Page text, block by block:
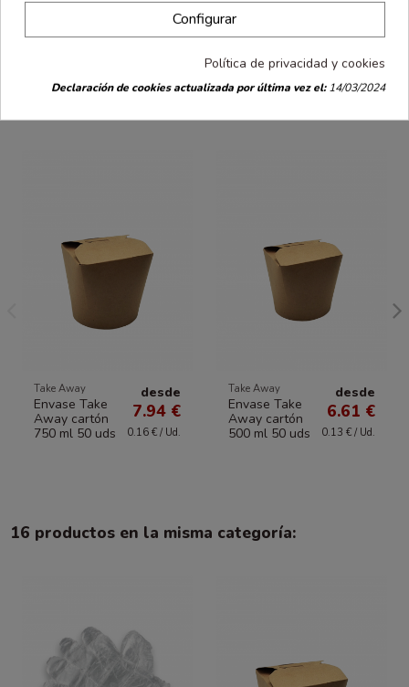
sostenibilidad, ideal para ofrecer una experiencia Take Away de
Take Away
Envase Take
Away cartón
750 ml 50 uds
desde
7.94 €
0.16 € / Ud.
Take Away
Envase Take
Away cartón
500 ml 50 uds
desde
6.61 €
0.13 € / Ud.
16 productos en la misma categoría:
Configurar
Política de privacidad y cookies
Declaración de cookies actualizada por última vez el:14/03/2024